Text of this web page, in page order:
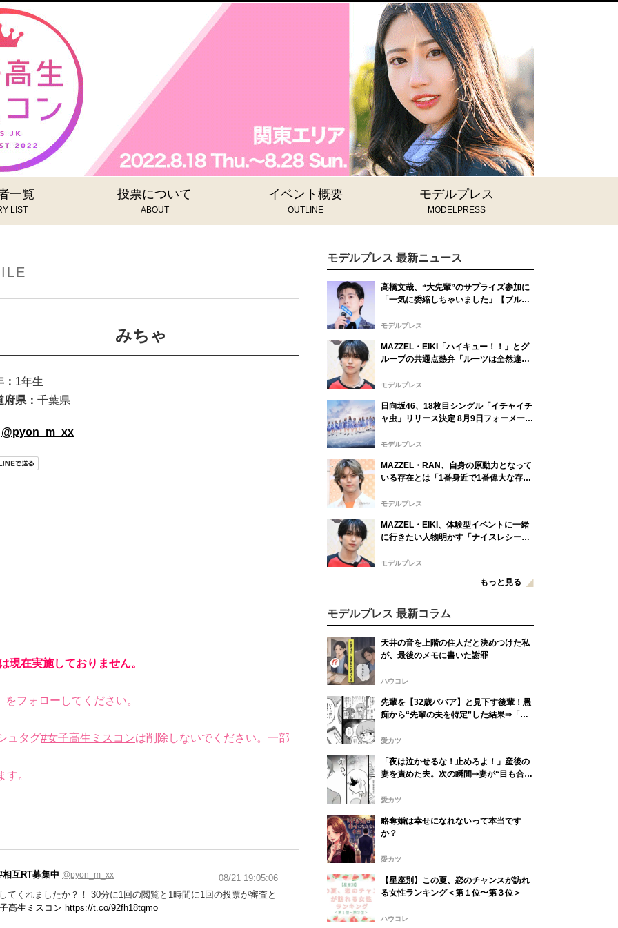
一覧
LIST
投票について
ABOUT
イベント概要
OUTLINE
モデルプレス
MODELPRESS
みちゃ
1年生
府県： 千葉県
@pyon_m_xx
現在実施しておりません。
をフォローしてください。
ュタグ#女子高生ミスコンは削除しないでください。一部
。
互RT募集中 @pyon_m_xx
てくれましたか？！ 30分に1回の閲覧と1時間に1回の投票が審査と
高生ミスコン https://t.co/92fh18tqmo
08/21 19:05:06
モデルプレス 最新ニュース
高橋文哉、“大先輩”のサプライズ参加に
「一気に委縮しちゃいました」【ブルー
モデルプレス
MAZZEL・EIKI「ハイキュー！！」とグ
ループの共通点熱弁「ルーツは全然違う
モデルプレス
日向坂46、18枚目シングル「イチャイチ
ャ虫」リリース決定 8月9日フォーメーシ
モデルプレス
MAZZEL・RAN、自身の原動力となって
いる存在とは「1番身近で1番偉大な存
モデルプレス
MAZZEL・EIKI、体験型イベントに一緒
に行きたい人物明かす「ナイスレシーブ
モデルプレス
もっと見る
モデルプレス 最新コラム
天井の音を上階の住人だと決めつけた私
が、最後のメモに書いた謝罪
ハウコレ
先輩を【32歳ババア】と見下す後輩！愚
痴から“先輩の夫を特定”した結果⇒「悪
愛カツ
「夜は泣かせるな！止めろよ！」産後の
妻を責めた夫。次の瞬間⇒妻が“目も合わ
愛カツ
略奪婚は幸せになれないって本当です
か？
愛カツ
【星座別】この夏、恋のチャンスが訪れ
る女性ランキング＜第１位〜第３位＞
ハウコレ